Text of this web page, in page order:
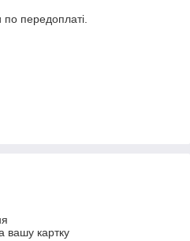
по передоплаті.
вашу картку